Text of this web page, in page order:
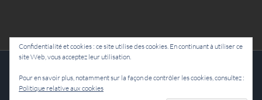
Confidentialité et cookies : ce site utilise des cookies. En continuant à utiliser ce
site Web, vous acceptez leur utilisation.
Pour en savoir plus, notamment sur la façon de contrôler les cookies, consultez :
Politique relative aux cookies